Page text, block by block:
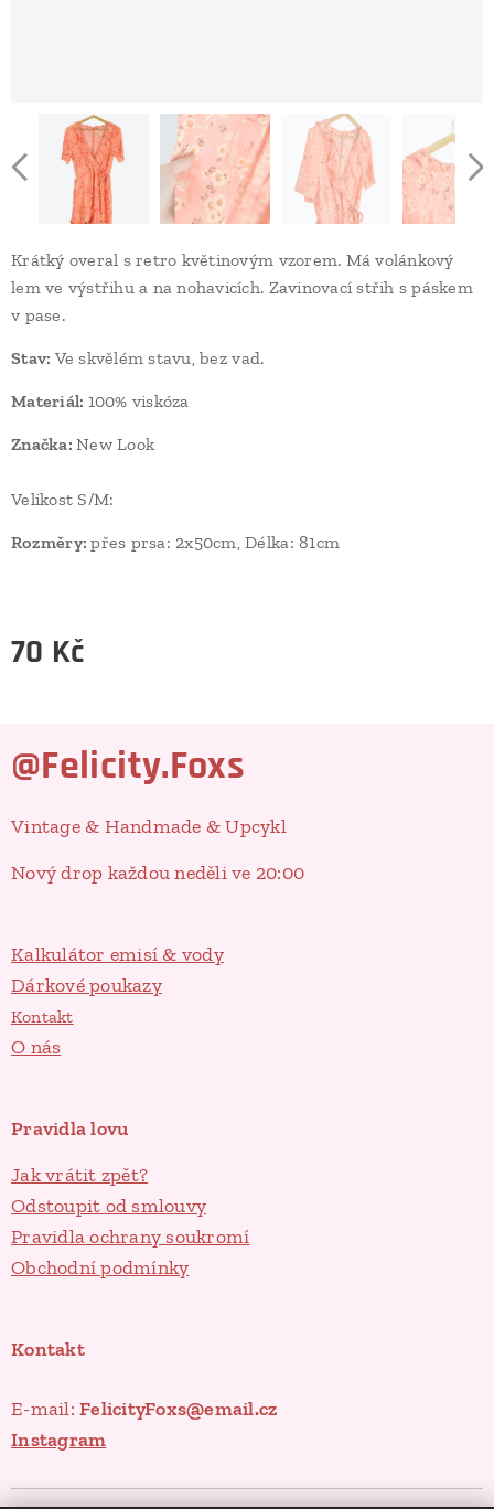
Krátký overal s retro květinovým vzorem. Má volánkový
lem ve výstřihu a na nohavicích. Zavinovací střih s páskem
v pase.
Stav: Ve skvělém stavu, bez vad.
Materiál: 100% viskóza
Značka:New Look
Velikost S/M:
Rozměry:přes prsa: 2x50cm, Délka: 81cm
70 Kč
@Felicity.Foxs
Vintage & Handmade & Upcykl
Nový drop každou neděli ve 20:00
Kalkulátor emisí & vody
Dárkové poukazy
Kontakt
O nás
Pravidla lovu
Jak vrátit zpět?
Odstoupit od smlouvy
Pravidla ochrany soukromí
Obchodní podmínky
Kontakt
E-mail:FelicityFoxs@email.cz
Instagram